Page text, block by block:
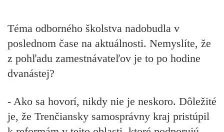
Téma odborného školstva nadobudla v
poslednom čase na aktuálnosti. Nemyslíte, že
z pohľadu zamestnávateľov je to po hodine
dvanástej?
- Ako sa hovorí, nikdy nie je neskoro. Dôležité
je, že Trenčiansky samosprávny kraj pristúpil